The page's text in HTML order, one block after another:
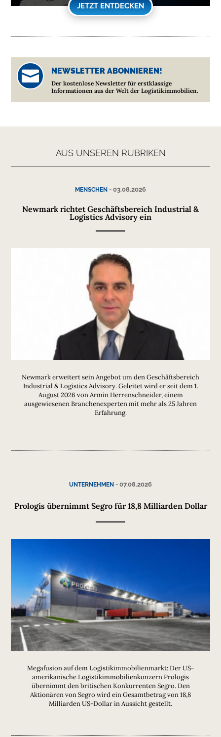
JETZT ENTDECKEN
 NEWSLETTER ABONNIEREN!
Der kostenlose Newsletter für erstklassige
Informationen aus der Welt der Logistikimmobilien.
AUS UNSEREN RUBRIKEN
MENSCHEN - 03.08.2026
Newmark richtet Geschäftsbereich Industrial &
Logistics Advisory ein
Newmark erweitert sein Angebot um den Geschäftsbereich
Industrial & Logistics Advisory. Geleitet wird er seit dem 1.
August 2026 von Armin Herrenschneider, einem
ausgewiesenen Branchenexperten mit mehr als 25 Jahren
Erfahrung.
UNTERNEHMEN - 07.08.2026
Prologis übernimmt Segro für 18,8 Milliarden Dollar
Megafusion auf dem Logistikimmobilienmarkt: Der US-
amerikanische Logistikimmobilienkonzern Prologis
übernimmt den britischen Konkurrenten Segro. Den
Aktionären von Segro wird ein Gesamtbetrag von 18,8
Milliarden US-Dollar in Aussicht gestellt.